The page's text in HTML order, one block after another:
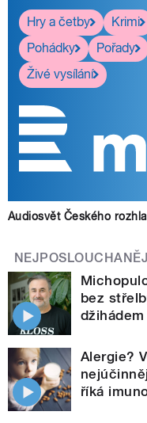
Hry a četby
Krimi
Pohádky
Pořady
Živé vysílání
Audiosvět Českého
bez
Alergie?
říká